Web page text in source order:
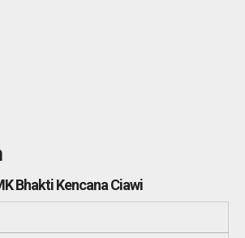
Bhakti Kencana Ciawi